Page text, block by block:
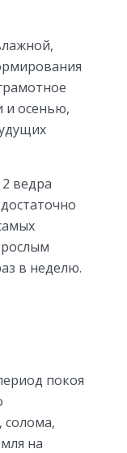
и осенью,
ведра
в неделю.
покоя
солома,
на